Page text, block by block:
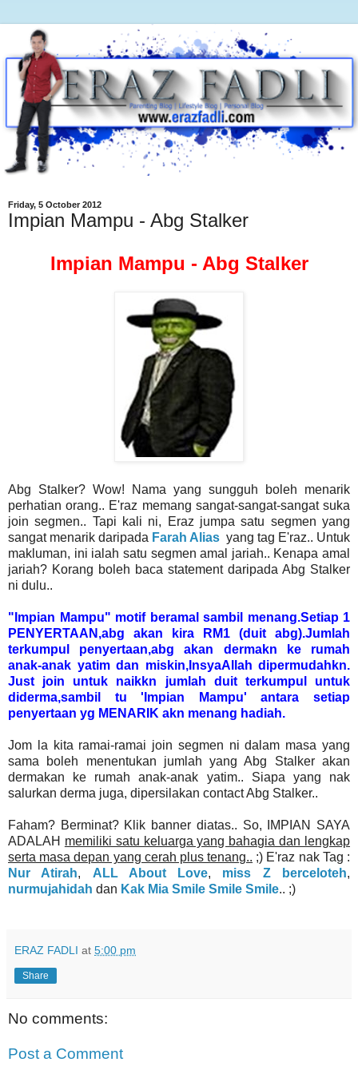
Friday, 5 October 2012
Impian Mampu - Abg Stalker
Impian Mampu - Abg Stalker
Abg Stalker? Wow! Nama yang sungguh boleh menarik
perhatian orang.. E'raz memang sangat-sangat-sangat suka
join segmen.. Tapi kali ni, Eraz jumpa satu segmen yang
sangat menarik daripada Farah Alias yang tag E'raz.. Untuk
makluman, ini ialah satu segmen amal jariah.. Kenapa amal
jariah? Korang boleh baca statement daripada Abg Stalker
ni dulu..
"Impian Mampu" motif beramal sambil menang.Setiap 1
PENYERTAAN,abg akan kira RM1 (duit abg).Jumlah
terkumpul penyertaan,abg akan dermakn ke rumah
anak-anak yatim dan miskin,InsyaAllah dipermudahkn.
Just join untuk naikkn jumlah duit terkumpul untuk
diderma,sambil tu 'Impian Mampu' antara setiap
penyertaan yg MENARIK akn menang hadiah.
Jom la kita ramai-ramai join segmen ni dalam masa yang
sama boleh menentukan jumlah yang Abg Stalker akan
dermakan ke rumah anak-anak yatim.. Siapa yang nak
salurkan derma juga, dipersilakan contact Abg Stalker..
Faham? Berminat? Klik banner diatas.. So, IMPIAN SAYA
ADALAH memiliki satu keluarga yang bahagia dan lengkap
serta masa depan yang cerah plus tenang.. ;) E'raz nak Tag :
Nur Atirah, ALL About Love, miss Z berceloteh,
nurmujahidah dan Kak Mia Smile Smile Smile.. ;)
ERAZ FADLI at 5:00 pm
Share
No comments:
Post a Comment